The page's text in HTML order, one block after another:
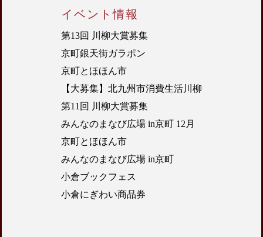
イベント情報
第13回 川柳大賞募集
京町銀天街ガラポン
京町とほほん市
【大募集】北九州市消費生活川柳
第11回 川柳大賞募集
みんなのまなび広場 in京町 12月
京町とほほん市
みんなのまなび広場 in京町
小倉ブックフェス
小倉にぎわい商品券